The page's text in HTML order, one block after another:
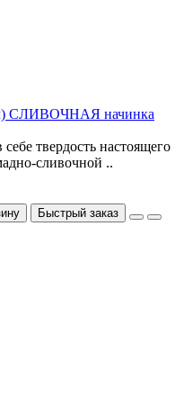
СЛИВОЧНАЯ начинка
твердость настоящего
сливочной ..
Быстрый заказ